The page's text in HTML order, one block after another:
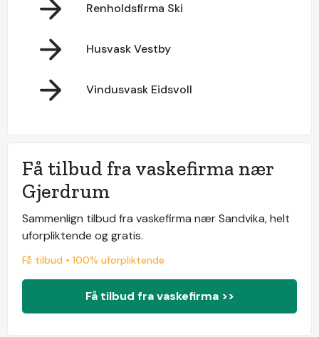
Renholdsfirma Ski
Husvask Vestby
Vindusvask Eidsvoll
Få tilbud fra vaskefirma nær
Gjerdrum
Sammenlign tilbud fra vaskefirma nær Sandvika, helt
uforpliktende og gratis.
Få tilbud • 100% uforpliktende
Få tilbud fra vaskefirma >>